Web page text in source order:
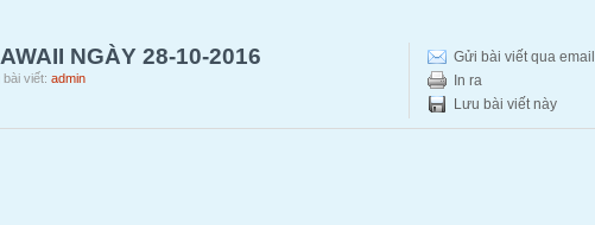
Gửi bài viết qua email
In ra
Lưu bài viết này
NGÀY 28-10-2016
viết: admin